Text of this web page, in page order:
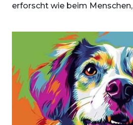
erforscht wie beim Menschen,